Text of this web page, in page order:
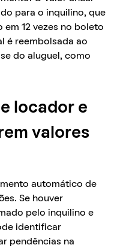
para o inquilino, que
12 vezes no boleto
é reembolsada ao
do aluguel, como
locador e
valores
automático de
Se houver
pelo inquilino e
identificar
pendências na